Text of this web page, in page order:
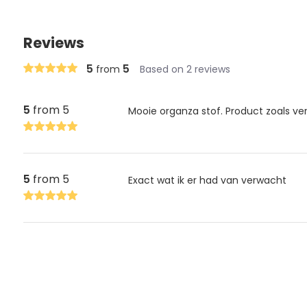
Reviews
5 from 5 Based on 2 reviews
5 from 5 Mooie organza stof. Product zoals
5 from 5 Exact wat ik er had van verwacht